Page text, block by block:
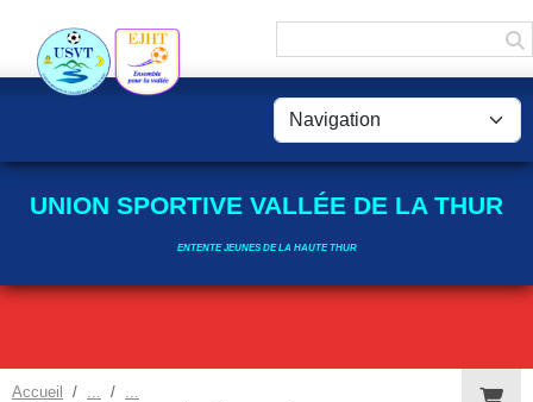
UNION SPORTIVE VALLÉE DE LA THUR
ENTENTE JEUNES DE LA HAUTE THUR
Accueil